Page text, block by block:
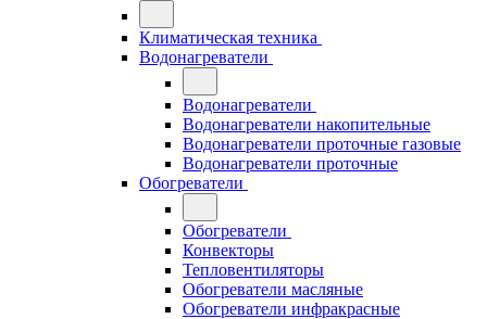
Климатическая техника
Водонагреватели
Водонагреватели
Водонагреватели накопительные
Водонагреватели проточные газовые
Водонагреватели проточные
Обогреватели
Обогреватели
Конвекторы
Тепловентиляторы
Обогреватели масляные
Обогреватели инфракрасные